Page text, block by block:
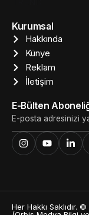
Kurumsal
Hakkında
Künye
Reklam
İletişim
E-Bülten
Her Hakkı Saklıdır.